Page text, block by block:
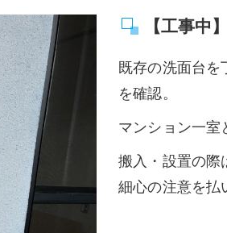
【工事中】
既存の洗面台
を確認。
マンション一室
搬入・設置の際
細心の注意を払